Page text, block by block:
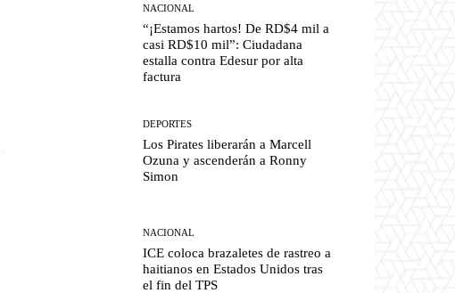
NACIONAL
“¡Estamos hartos! De RD$4 mil a
casi RD$10 mil”: Ciudadana
estalla contra Edesur por alta
factura
DEPORTES
Los Pirates liberarán a Marcell
Ozuna y ascenderán a Ronny
Simon
NACIONAL
ICE coloca brazaletes de rastreo a
haitianos en Estados Unidos tras
el fin del TPS